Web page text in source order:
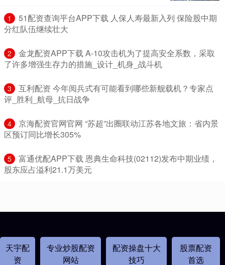
1
​51配资查询平台APP下载 人保人寿最新入列 保险股中期
分红队伍继续壮大
2
​金龙配资APP下载 A-10攻击机为了提高安全系数，采取
了许多增强生存力的措施_设计_机身_战斗机
3
​互利配资 今年阅兵式有可能看到哪些新舰载机？专家点
评_胜利_航母_抗日战争
4
​京海配资官网官网 “苏超”出圈联动江苏各地文旅：省内景
区预订同比增长305%
5
​富通优配APP下载 恩典生命科技(02112)发布中期业绩，
股东应占溢利21.1万美元
天宇配
资
专业炒股配资
网站
配资操盘十大
技巧
股票配资
首选